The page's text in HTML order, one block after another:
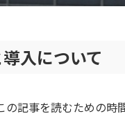
入について
の記事を読むための時